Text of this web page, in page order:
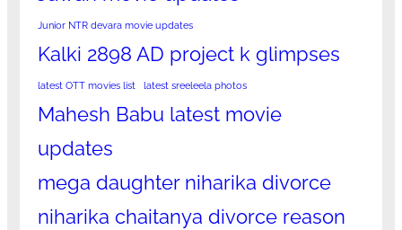
Junior NTR devara movie updates
Kalki 2898 AD project k glimpses
latest OTT movies list latest sreeleela photos
Mahesh Babu latest movie
updates
mega daughter niharika divorce
niharika chaitanya divorce reason